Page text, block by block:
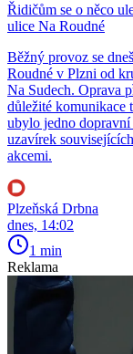
Řidičům se o něco
ulice Na Roudné
Běžný provoz se
Roudné v Plzni od
Na Sudech. Oprava
důležité komunikace
ubylo jedno dopravní
uzavírek
akcemi.
Plzeňská Drbna
dnes, 14:02
1 min
Reklama